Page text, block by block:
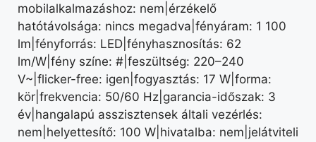
mobilalkalmazáshoz: nem|érzékelő
hatótávolsága: nincs megadva|fényáram: 1 100
lm|fényforrás: LED|fényhasznosítás: 62
lm/W|fény színe: #|feszültség: 220–240
V~|flicker-free: igen|fogyasztás: 17 W|forma:
kör|frekvencia: 50/60 Hz|garancia-időszak: 3
év|hangalapú asszisztensek általi vezérlés:
nem|helyettesítő: 100 W|hivatalba: nem|jelátviteli